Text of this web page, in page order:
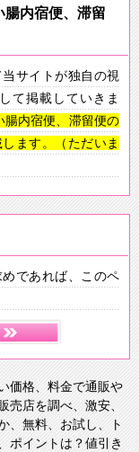
内宿便、滞留
サイトが独自の視
て掲載していきま
腸内宿便、滞留便の
ます。（ただいま
であれば、このペ
価格、料金で通販や
売店を調べ、激安、
、無料、お試し、ト
ポイントは？値引き